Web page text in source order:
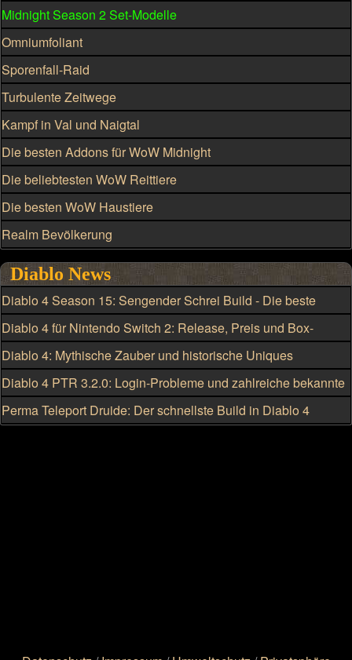
Midnight Season 2 Set-Modelle
Omniumfoliant
Sporenfall-Raid
Turbulente Zeitwege
Kampf in Val und Naigtal
Die besten Addons für WoW Midnight
Die beliebtesten WoW Reittiere
Die besten WoW Haustiere
Realm Bevölkerung
Diablo News
Diablo 4 Season 15: Sengender Schrei Build - Die beste
Skillung für den Hexenmeister
Diablo 4 für Nintendo Switch 2: Release, Preis und Box-
Version geleakt
Diablo 4: Mythische Zauber und historische Uniques
eskalieren
Diablo 4 PTR 3.2.0: Login-Probleme und zahlreiche bekannte
Fehler
Perma Teleport Druide: Der schnellste Build in Diablo 4